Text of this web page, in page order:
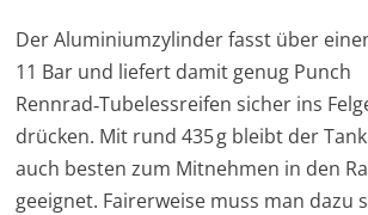
Der Aluminiumzylinder fasst über
11 Bar und liefert damit genug Punch
Rennrad‑Tubelessreifen sicher ins
drücken. Mit rund 435 g bleibt der
auch besten zum Mitnehmen in den
geeignet. Fairerweise muss man dazu